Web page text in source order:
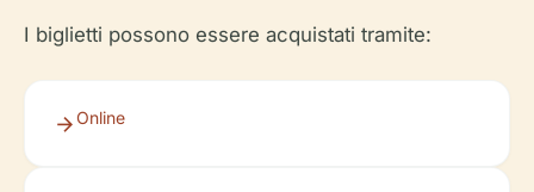
I biglietti possono essere acquistati tramite:
Online